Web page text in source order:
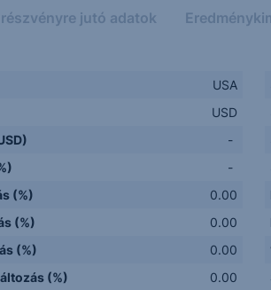
jutó adatok
USA
USD
-
-
(%)
0.00
(%)
0.00
(%)
0.00
(%)
0.00